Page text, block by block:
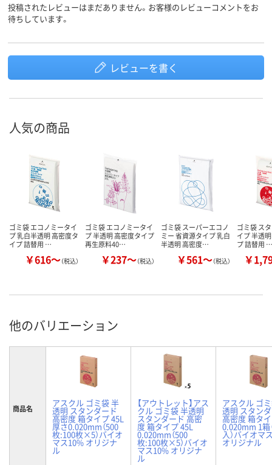
投稿されたレビューはまだありません。お客様のレビューコメントをお
待ちしています。
レビューを書く
人気の商品
ゴミ袋 エコノミータイ
プ 乳白半透明 高密度タ
イプ 詰替用 …
￥616～（税込）
ゴミ袋 エコノミータイ
プ 半透明 高密度タイプ
再生原料40…
￥237～（税込）
ゴミ袋 スーパーエコノ
ミー 省資源タイプ 乳白
半透明 高密度…
￥561～（税込）
ゴミ袋 ス
イプ 半透
プ 詰替用 …
￥
他のバリエーション
商品名 アスクル ゴミ袋 半
透明 スタンダード
高密度 箱タイプ 45L
厚さ0.020mm（500
枚:100枚×5）バイオ
マス10% オリジナ
ル
【アウトレット】アス
クル ゴミ袋 半透明
スタンダード 高密
度 箱タイプ 45L
0.020mm（500
枚:100枚×5）バイオ
マス10% オリジナ
ル
アスクル ゴ
透明 スタン
高密度 箱タ
0.020mm 1箱
入）バイオマ
オリジナル